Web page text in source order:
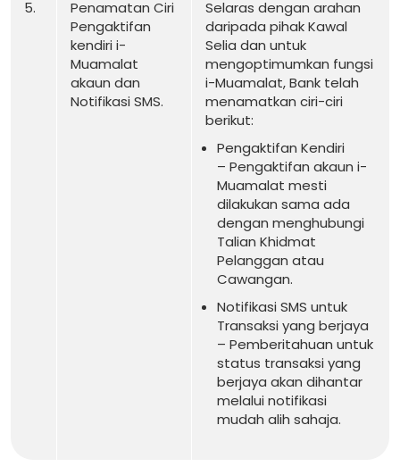
5.
Penamatan Ciri
Pengaktifan
kendiri i-
Muamalat
akaun dan
Notifikasi SMS.
Selaras dengan arahan
daripada pihak Kawal
Selia dan untuk
mengoptimumkan fungsi
i-Muamalat, Bank telah
menamatkan ciri-ciri
berikut:
Pengaktifan Kendiri
– Pengaktifan akaun i-
Muamalat mesti
dilakukan sama ada
dengan menghubungi
Talian Khidmat
Pelanggan atau
Cawangan.
Notifikasi SMS untuk
Transaksi yang berjaya
– Pemberitahuan untuk
status transaksi yang
berjaya akan dihantar
melalui notifikasi
mudah alih sahaja.